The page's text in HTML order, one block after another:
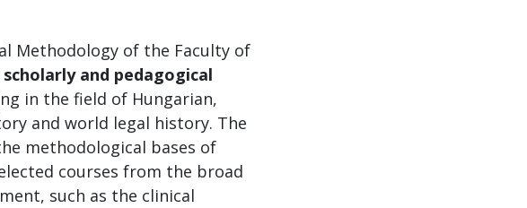
Methodology of the Faculty of
scholarly and pedagogical
in the field of Hungarian,
and world legal history. The
methodological bases of
courses from the broad
such as the clinical